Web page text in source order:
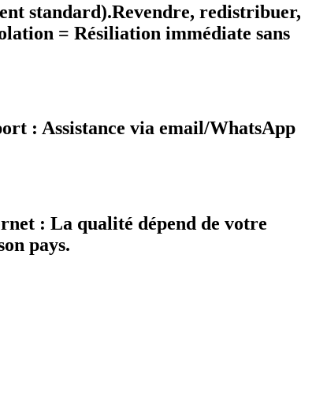
standard).Revendre, redistribuer,
= Résiliation immédiate sans
: Assistance via email/WhatsApp
: La qualité dépend de votre
pays.